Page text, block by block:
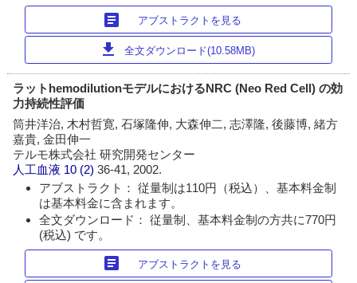
article アブストラクトを見る
download 全文ダウンロード(10.58MB)
ラットhemodilutionモデルにおけるNRC (Neo Red Cell) の効
力持続性評価
筒井洋治, 木村哲寛, 石塚隆伸, 大森伸二, 志澤隆, 後藤博, 緒方
嘉貴, 金田伸一
テルモ株式会社 研究開発センター
人工血液 10 (2)36-41, 2002.
アブストラクト： 従量制は110円（税込）、基本料金制
は基本料金に含まれます。
全文ダウンロード： 従量制、基本料金制の方共に770円
(税込) です。
article アブストラクトを見る